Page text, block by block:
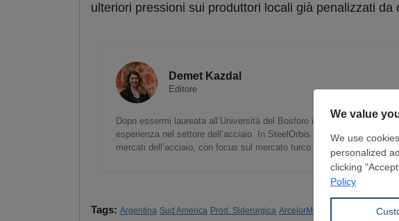
ulteriori pressioni sui produttori locali già penalizzati da
Demet Kazdal
Editore
Dopo essermi laureata all’Università del Bosforo in Lingua e
esperienza nel settore dell’acciaio. In SteelOrbis ricopro il ruolo di
mercati dell’acciaio, con focus sul mercato turco e sulle dinamiche del
Tags: Argentina Sud America Prod. Siderurgica ArcelorMittal